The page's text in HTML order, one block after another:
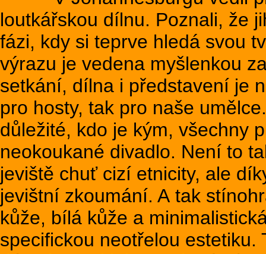
loutkářskou dílnu. Poznali, že
fázi, kdy si teprve hledá svou
výrazu je vedena myšlenkou
setkání, dílna i představení je
pro hosty, tak pro naše
důležité, kdo je kým, všechny
neokoukané divadlo. Není to
jeviště chuť cizí etnicity, ale
jevištní zkoumání. A tak
kůže, bílá kůže a
specifickou neotřelou